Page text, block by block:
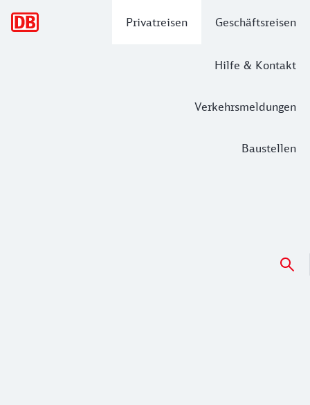
Privatreisen Geschäftsreisen
Hilfe & Kontakt
Verkehrsmeldungen
Baustellen